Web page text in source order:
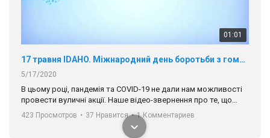
01:01
17 травня IDAHO. Міжнародний день боротьби з гомофобією трансфобією і біфобія.
5/17/2020
В цьому році, пандемія та COVІD-19 не дали нам можливості
провести вуличні акції. Наше відео-звернення про те, що
навіть коли ми у різних містах та не можемо зустрінеться, ми
разом. Ми закликаємо всіх хто поділяє цінності рівності та
солідарності, приєднатися до нас. Регіональні підрозділи
423 Просмотров • 37 Нравится • 1 Комментариев